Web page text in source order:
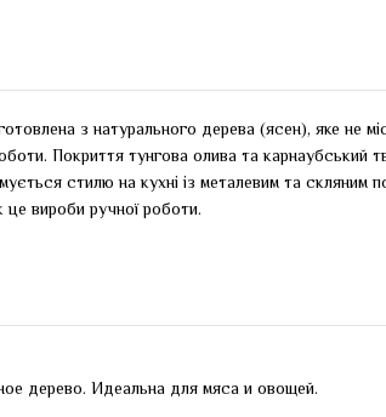
з натурального дерева (ясен), яке не
Покриття тунгова олива та карнаубський
стилю на кухні із металевим та скляним
це вироби ручної роботи.
дерево. Идеальна для мяса и овощей.